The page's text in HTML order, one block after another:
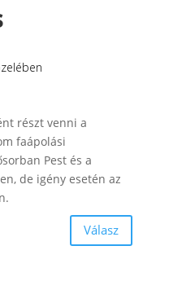
részt venni a
faápolási
Pest és a
de igény esetén az
Válasz